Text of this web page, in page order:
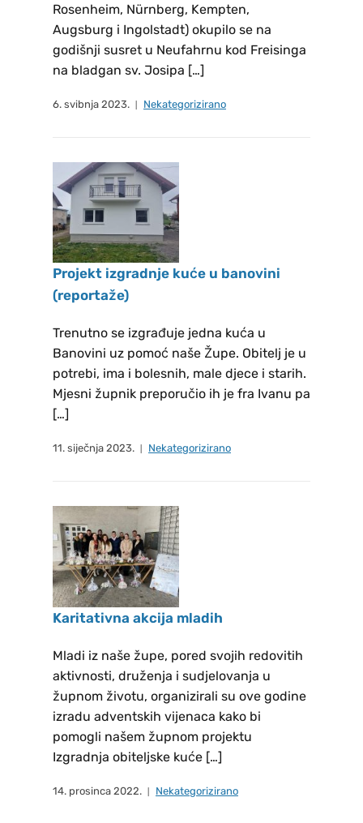
ulaze po službi: Čolić Ilija
Pastoralreferent i.R. , Vilus Marija
Gemeindereferentin Na poseban
način zahvaljujemo izbornom
povjerenstvu Josipi i Ljupki Gelo,
St. Georg, Marienplatz, 85354
Freising , Već je duga tradicija u
katoličkom svijetu da se prvi petak
u mjesecu posebno štuje Srce
Isusovo, a napose na način da se
tada ispovjedi i na svetoj misi
pričesti. PRVI PETAK 07.08.2026 -
sveta misa počinje u 18:30 sati –
Sveta Ispovijed je od 17:30 sati. u
misijskim prostorijama.
MOLITVENA ZAJEDNICA DACHAU
Molitvena zajednica se sastaje na
molitvu krunice svake srijede u
85221 Dachau Vjeronauk u
pastoralnog godini 2025/26.
Landshut: Pfarrheim Hl. Blut,
Pfarrgasse 14, 84036 Landshut
10:00h Krizmanici i u 11:00h
Prvopričesnici Dachau: Pfarrheim
St. Peter, St.-Peter-Str. 5, 85221
Dachau 10:00h Prvopričesnici i u
11:00h Krizmanici Freising: župne
prostorije, Am Lohmühlbach 21,
85356 Freising 15:00 h
Prvopričesnici i u 16:00 h
Krizmanici Sv. Misa u crvki St.
Rosenheim, Nürnberg, Kempten,
Augsburg i Ingolstadt) okupilo se na
godišnji susret u Neufahrnu kod Freisinga
na bladgan sv. Josipa […]
6. svibnja 2023. Nekategorizirano
Projekt izgradnje kuće u banovini
(reportaže)
Trenutno se izgrađuje jedna kuća u
Banovini uz pomoć naše Župe. Obitelj je u
potrebi, ima i bolesnih, male djece i starih.
Mjesni župnik preporučio ih je fra Ivanu pa
[…]
11. siječnja 2023. Nekategorizirano
Karitativna akcija mladih
Mladi iz naše župe, pored svojih redovitih
aktivnosti, druženja i sudjelovanja u
župnom životu, organizirali su ove godine
izradu adventskih vijenaca kako bi
pomogli našem župnom projektu
Izgradnja obiteljske kuće […]
14. prosinca 2022. Nekategorizirano